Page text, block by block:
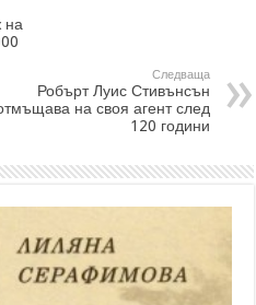
на
Следваща
Робърт Луис Стивънсън
на своя агент след
120 години